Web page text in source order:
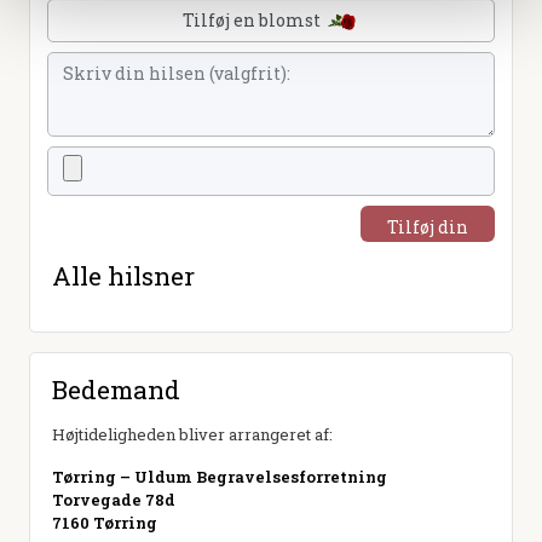
Tilføj en blomst
Tilføj din
Alle hilsner
Bedemand
Højtideligheden bliver arrangeret af:
Tørring – Uldum Begravelsesforretning
Torvegade 78d
7160 Tørring